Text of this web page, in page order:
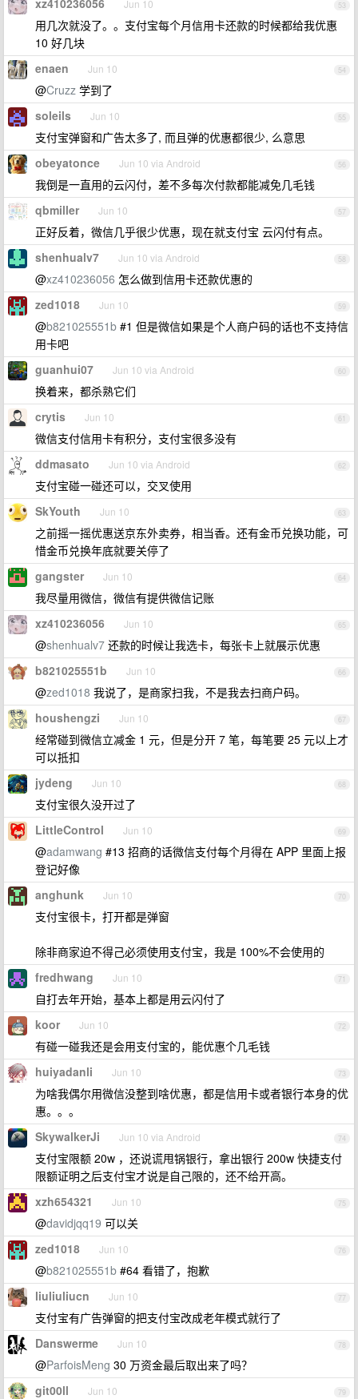
53
xz410236056 Jun 10
用几次就没了。。支付宝每个月信用卡还款的时候都给我优惠
10 好几块
54
enaen Jun 10
@Cruzz 学到了
55
soleils Jun 10
支付宝弹窗和广告太多了, 而且弹的优惠都很少, 么意思
56
obeyatonce Jun 10 via Android
我倒是一直用的云闪付，差不多每次付款都能减免几毛钱
57
qbmiller Jun 10
正好反着，微信几乎很少优惠，现在就支付宝 云闪付有点。
58
shenhualv7 Jun 10 via Android
@xz410236056 怎么做到信用卡还款优惠的
59
zed1018 Jun 10
@b821025551b #1 但是微信如果是个人商户码的话也不支持信
用卡吧
60
guanhui07 Jun 10 via Android
换着来，都杀熟它们
61
crytis Jun 10
微信支付信用卡有积分，支付宝很多没有
62
ddmasato Jun 10 via Android
支付宝碰一碰还可以，交叉使用
63
SkYouth Jun 10
之前摇一摇优惠送京东外卖券，相当香。还有金币兑换功能，可
惜金币兑换年底就要关停了
64
gangster Jun 10
我尽量用微信，微信有提供微信记账
65
xz410236056 Jun 10
@shenhualv7 还款的时候让我选卡，每张卡上就展示优惠
66
b821025551b Jun 10
@zed1018 我说了，是商家扫我，不是我去扫商户码。
67
houshengzi Jun 10
经常碰到微信立减金 1 元，但是分开 7 笔，每笔要 25 元以上才
可以抵扣
68
jydeng Jun 10
支付宝很久没开过了
69
LittleControl Jun 10
@adamwang #13 招商的话微信支付每个月得在 APP 里面上报
登记好像
70
anghunk Jun 10
支付宝很卡，打开都是弹窗
除非商家迫不得己必须使用支付宝，我是 100%不会使用的
71
fredhwang Jun 10
自打去年开始，基本上都是用云闪付了
72
koor Jun 10
有碰一碰我还是会用支付宝的，能优惠个几毛钱
73
huiyadanli Jun 10
为啥我偶尔用微信没整到啥优惠，都是信用卡或者银行本身的优
惠。。。
74
SkywalkerJi Jun 10 via Android
支付宝限额 20w ，还说谎甩锅银行，拿出银行 200w 快捷支付
限额证明之后支付宝才说是自己限的，还不给开高。
75
xzh654321 Jun 10
@davidjqq19 可以关
76
zed1018 Jun 10
@b821025551b #64 看错了，抱歉
77
liuliuliucn Jun 10
支付宝有广告弹窗的把支付宝改成老年模式就行了
78
Danswerme Jun 10
@ParfoisMeng 30 万资金最后取出来了吗？
79
git00ll Jun 10